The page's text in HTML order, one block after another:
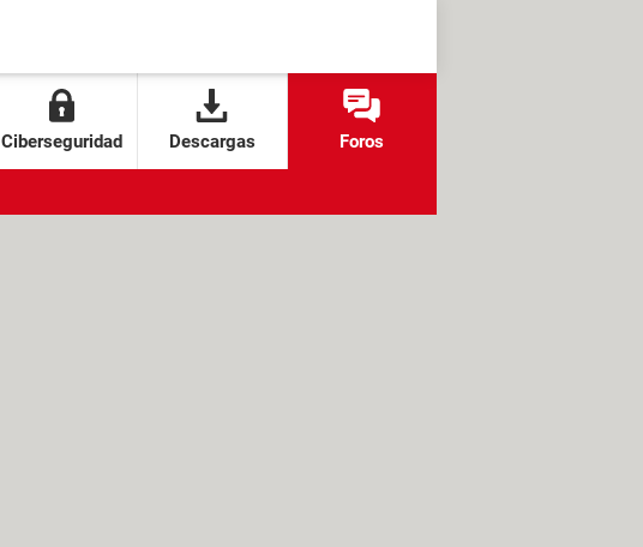
Ciberseguridad Descargas Foros